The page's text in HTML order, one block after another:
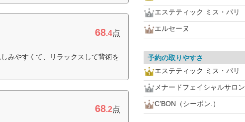
68.4点
みやすくて、リラックスして背術を
68.2点
エステティック ミス・パリ
エルセーヌ
予約の取りやすさ
エステティック ミス・パリ
メナードフェイシャルサロン
C’BON（シーボン.）